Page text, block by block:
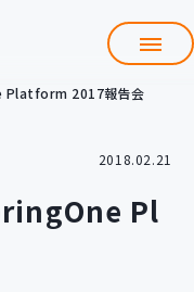
援
Platform 2017報告会
2018.02.21
Pl